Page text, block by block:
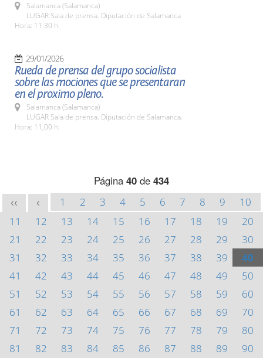
Salamanca (Salamanca)
LUGAR Sala de prensa. Diputación de Salamanca
Hora: 11:30 h.
29/01/2026
Rueda de prensa del grupo socialista
sobre las mociones que se presentaran
en el proximo pleno.
Salamanca (Salamanca)
LUGAR Sala de prensa. Diputación de Salamanca.
Hora: 11,00 h.
Página 40 de 434
<< < 1 2 3 4 5 6 7 8 9
10
11
12 13 14 15 16 17 18 19
20
21
22 23 24 25 26 27 28 29
30
31
32 33 34 35 36 37 38 39
40
41
42 43 44 45 46 47 48 49
50
51
52 53 54 55 56 57 58 59
60
61
62 63 64 65 66 67 68 69
70
71
72 73 74 75 76 77 78 79
80
81
82 83 84 85 86 87 88 89
90